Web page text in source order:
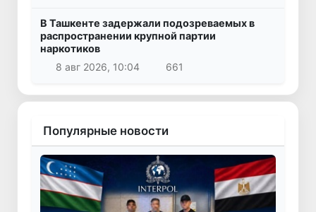
В Ташкенте задержали подозреваемых в
распространении крупной партии
наркотиков
8 авг 2026, 10:04
661
Популярные новости